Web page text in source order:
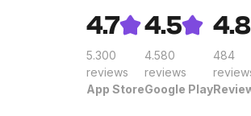
4.7
5.300
reviews
App Store
4.5
4.580
reviews
Google Play
4.8
484